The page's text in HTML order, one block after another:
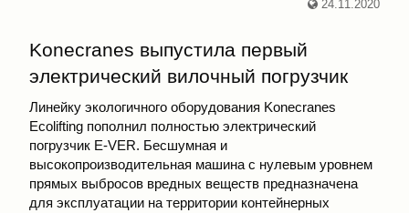
24.11.2020
Konecranes выпустила первый
электрический вилочный погрузчик
Линейку экологичного оборудования Konecranes
Ecolifting пополнил полностью электрический
погрузчик E-VER. Бесшумная и
высокопроизводительная машина с нулевым уровнем
прямых выбросов вредных веществ предназначена
для эксплуатации на территории контейнерных